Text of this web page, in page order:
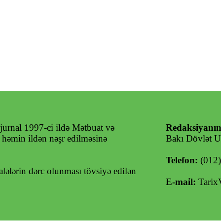
1997-ci ildə Mətbuat və
ildən nəşr edilməsinə
dərc olunması tövsiyə edilən
Bakı Dövlət
Telefon:
E-mail: